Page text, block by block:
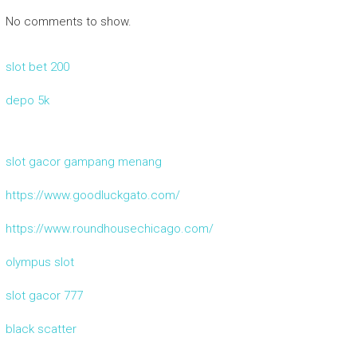
No comments to show.
slot bet 200
depo 5k
slot gacor gampang menang
https://www.goodluckgato.com/
https://www.roundhousechicago.com/
olympus slot
slot gacor 777
black scatter